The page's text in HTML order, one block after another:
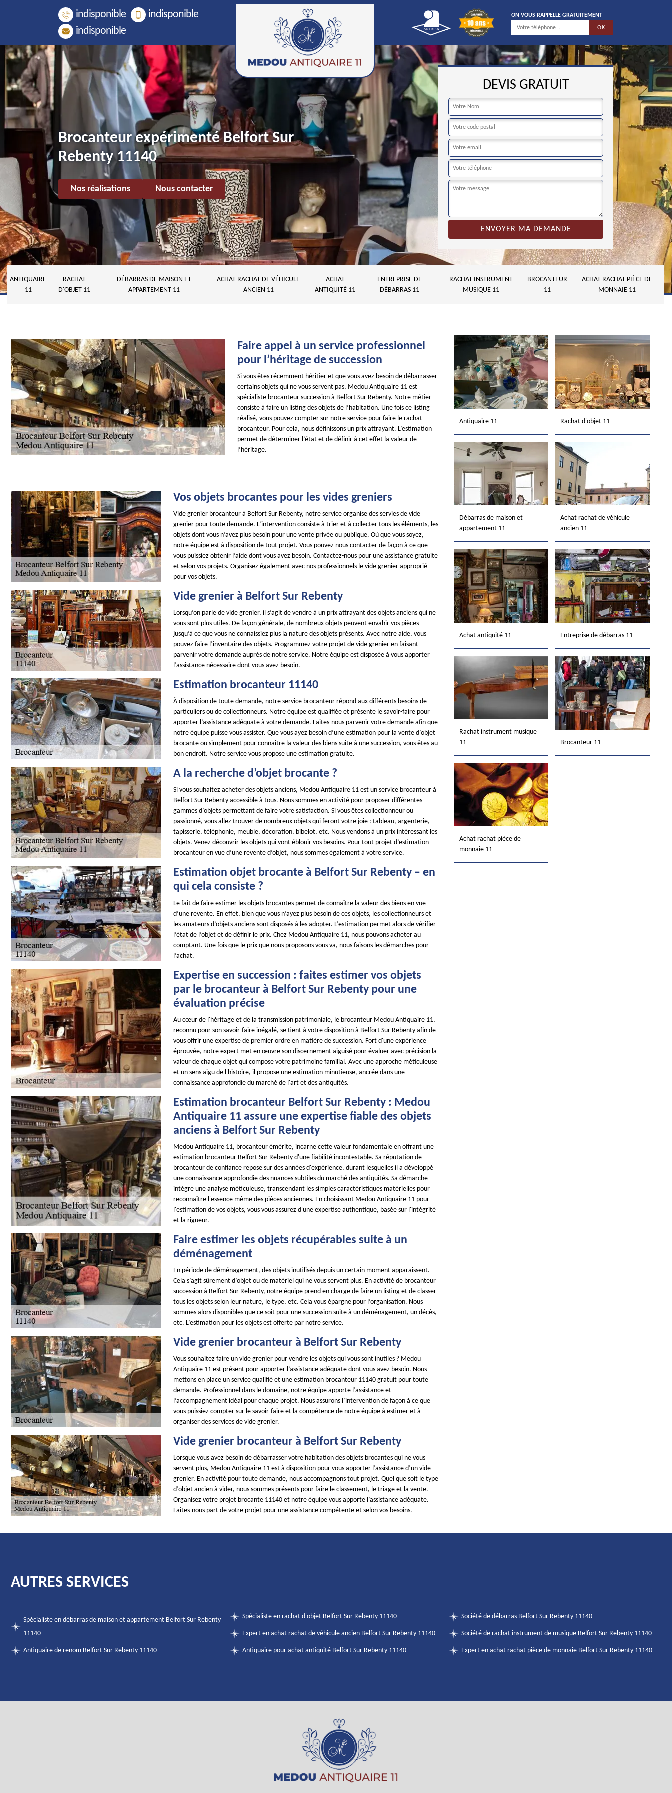
indisponible
indisponible
indisponible
ON VOUS RAPPELLE GRATUITEMENT
Brocanteur expérimenté Belfort Sur
Rebenty 11140
Nos réalisations Nous contacter
DEVIS GRATUIT
ANTIQUAIRE
11
RACHAT
D'OBJET 11
DÉBARRAS DE MAISON ET
APPARTEMENT 11
ACHAT RACHAT DE VÉHICULE
ANCIEN 11
ACHAT
ANTIQUITÉ 11
ENTREPRISE DE
DÉBARRAS 11
RACHAT INSTRUMENT
MUSIQUE 11
BROCANTEUR
11
ACHAT RACHAT PIÈCE DE
MONNAIE 11
Faire appel à un service professionnel
pour l’héritage de succession
Si vous êtes récemment héritier et que vous avez besoin de débarrasser
certains objets qui ne vous servent pas, Medou Antiquaire 11 est
spécialiste brocanteur succession à Belfort Sur Rebenty. Notre métier
consiste à faire un listing des objets de l’habitation. Une fois ce listing
réalisé, vous pouvez compter sur notre service pour faire le rachat
brocanteur. Pour cela, nous définissons un prix attrayant. L’estimation
permet de déterminer l’état et de définir à cet effet la valeur de
l’héritage.
Vos objets brocantes pour les vides greniers
Vide grenier brocanteur à Belfort Sur Rebenty, notre service organise des servies de vide
grenier pour toute demande. L’intervention consiste à trier et à collecter tous les éléments, les
objets dont vous n’avez plus besoin pour une vente privée ou publique. Où que vous soyez,
notre équipe est à disposition de tout projet. Vous pouvez nous contacter de façon à ce que
vous puissiez obtenir l’aide dont vous avez besoin. Contactez-nous pour une assistance gratuite
et selon vos projets. Organisez également avec nos professionnels le vide grenier approprié
pour vos objets.
Vide grenier à Belfort Sur Rebenty
Lorsqu’on parle de vide grenier, il s’agit de vendre à un prix attrayant des objets anciens qui ne
vous sont plus utiles. De façon générale, de nombreux objets peuvent envahir vos pièces
jusqu’à ce que vous ne connaissiez plus la nature des objets présents. Avec notre aide, vous
pouvez faire l’inventaire des objets. Programmez votre projet de vide grenier en faisant
parvenir votre demande auprès de notre service. Notre équipe est disposée à vous apporter
l’assistance nécessaire dont vous avez besoin.
Estimation brocanteur 11140
À disposition de toute demande, notre service brocanteur répond aux différents besoins de
particuliers ou de collectionneurs. Notre équipe est qualifiée et présente le savoir-faire pour
apporter l’assistance adéquate à votre demande. Faites-nous parvenir votre demande afin que
notre équipe puisse vous assister. Que vous ayez besoin d’une estimation pour la vente d’objet
brocante ou simplement pour connaître la valeur des biens suite à une succession, vous êtes au
bon endroit. Notre service vous propose une estimation gratuite.
A la recherche d’objet brocante ?
Si vous souhaitez acheter des objets anciens, Medou Antiquaire 11 est un service brocanteur à
Belfort Sur Rebenty accessible à tous. Nous sommes en activité pour proposer différentes
gammes d’objets permettant de faire votre satisfaction. Si vous êtes collectionneur ou
passionné, vous allez trouver de nombreux objets qui feront votre joie : tableau, argenterie,
tapisserie, téléphonie, meuble, décoration, bibelot, etc. Nous vendons à un prix intéressant les
objets. Venez découvrir les objets qui vont éblouir vos besoins. Pour tout projet d’estimation
brocanteur en vue d’une revente d’objet, nous sommes également à votre service.
Estimation objet brocante à Belfort Sur Rebenty – en
qui cela consiste ?
Le fait de faire estimer les objets brocantes permet de connaître la valeur des biens en vue
d’une revente. En effet, bien que vous n’ayez plus besoin de ces objets, les collectionneurs et
les amateurs d’objets anciens sont disposés à les adopter. L’estimation permet alors de vérifier
l’état de l’objet et de définir le prix. Chez Medou Antiquaire 11, nous pouvons acheter au
comptant. Une fois que le prix que nous proposons vous va, nous faisons les démarches pour
l’achat.
Expertise en succession : faites estimer vos objets
par le brocanteur à Belfort Sur Rebenty pour une
évaluation précise
Au cœur de l'héritage et de la transmission patrimoniale, le brocanteur Medou Antiquaire 11,
reconnu pour son savoir-faire inégalé, se tient à votre disposition à Belfort Sur Rebenty afin de
vous offrir une expertise de premier ordre en matière de succession. Fort d'une expérience
éprouvée, notre expert met en œuvre son discernement aiguisé pour évaluer avec précision la
valeur de chaque objet qui compose votre patrimoine familial. Avec une approche méticuleuse
et un sens aigu de l'histoire, il propose une estimation minutieuse, ancrée dans une
connaissance approfondie du marché de l'art et des antiquités.
Estimation brocanteur Belfort Sur Rebenty : Medou
Antiquaire 11 assure une expertise fiable des objets
anciens à Belfort Sur Rebenty
Medou Antiquaire 11, brocanteur émérite, incarne cette valeur fondamentale en offrant une
estimation brocanteur Belfort Sur Rebenty d'une fiabilité incontestable. Sa réputation de
brocanteur de confiance repose sur des années d'expérience, durant lesquelles il a développé
une connaissance approfondie des nuances subtiles du marché des antiquités. Sa démarche
intègre une analyse méticuleuse, transcendant les simples caractéristiques matérielles pour
reconnaître l'essence même des pièces anciennes. En choisissant Medou Antiquaire 11 pour
l'estimation de vos objets, vous vous assurez d'une expertise authentique, basée sur l'intégrité
et la rigueur.
Faire estimer les objets récupérables suite à un
déménagement
En période de déménagement, des objets inutilisés depuis un certain moment apparaissent.
Cela s’agit sûrement d’objet ou de matériel qui ne vous servent plus. En activité de brocanteur
succession à Belfort Sur Rebenty, notre équipe prend en charge de faire un listing et de classer
tous les objets selon leur nature, le type, etc. Cela vous épargne pour l’organisation. Nous
sommes alors disponibles que ce soit pour une succession suite à un déménagement, un décès,
etc. L’estimation pour les objets est offerte par notre service.
Vide grenier brocanteur à Belfort Sur Rebenty
Vous souhaitez faire un vide grenier pour vendre les objets qui vous sont inutiles ? Medou
Antiquaire 11 est présent pour apporter l’assistance adéquate dont vous avez besoin. Nous
mettons en place un service qualifié et une estimation brocanteur 11140 gratuit pour toute
demande. Professionnel dans le domaine, notre équipe apporte l’assistance et
l’accompagnement idéal pour chaque projet. Nous assurons l’intervention de façon à ce que
vous puissiez compter sur le savoir-faire et la compétence de notre équipe à estimer et à
organiser des services de vide grenier.
Vide grenier brocanteur à Belfort Sur Rebenty
Lorsque vous avez besoin de débarrasser votre habitation des objets brocantes qui ne vous
servent plus, Medou Antiquaire 11 est à disposition pour vous apporter l’assistance d’un vide
grenier. En activité pour toute demande, nous accompagnons tout projet. Quel que soit le type
d’objet ancien à vider, nous sommes présents pour faire le classement, le triage et la vente.
Organisez votre projet brocante 11140 et notre équipe vous apporte l’assistance adéquate.
Faites-nous part de votre projet pour une assistance compétente et selon vos besoins.
Antiquaire 11 Rachat d'objet 11
Débarras de maison et
appartement 11
Achat rachat de véhicule
ancien 11
Achat antiquité 11 Entreprise de débarras 11
Rachat instrument musique
11
Brocanteur 11
Achat rachat pièce de
monnaie 11
AUTRES SERVICES
Spécialiste en débarras de maison et appartement Belfort Sur Rebenty
11140
Antiquaire de renom Belfort Sur Rebenty 11140
Spécialiste en rachat d'objet Belfort Sur Rebenty 11140
Expert en achat rachat de véhicule ancien Belfort Sur Rebenty 11140
Antiquaire pour achat antiquité Belfort Sur Rebenty 11140
Société de débarras Belfort Sur Rebenty 11140
Société de rachat instrument de musique Belfort Sur Rebenty 11140
Expert en achat rachat pièce de monnaie Belfort Sur Rebenty 11140